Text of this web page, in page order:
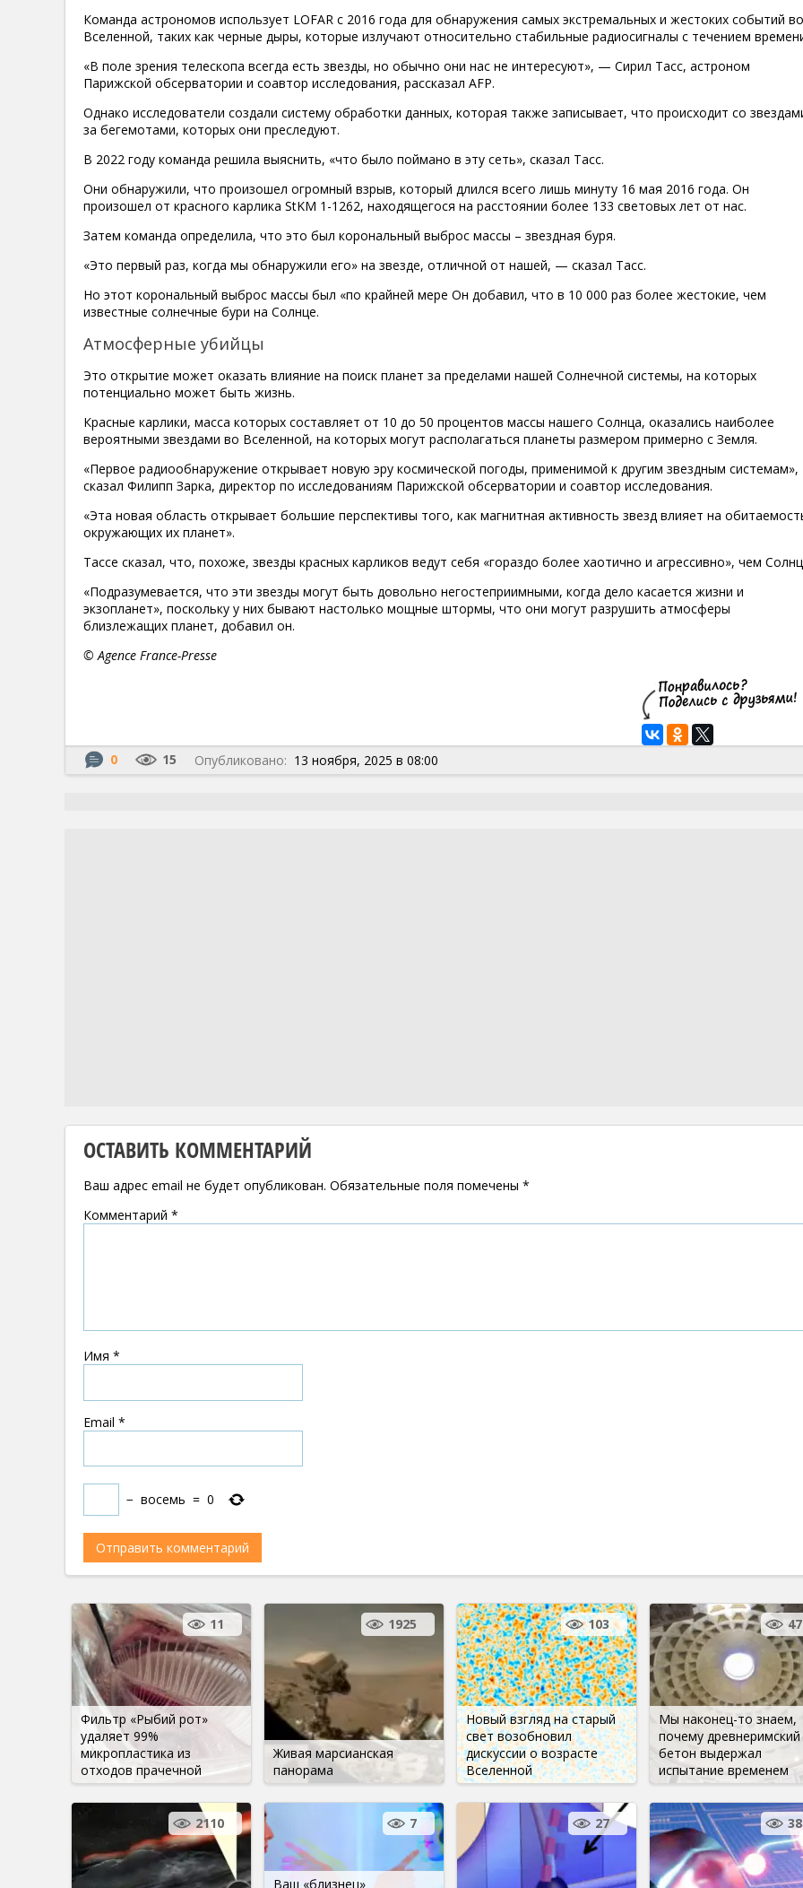
Команда астрономов использует LOFAR с 2016 года для обнаружения самых экстремальных и жестоких событий во
Вселенной, таких как черные дыры, которые излучают относительно стабильные радиосигналы с течением
«В поле зрения телескопа всегда есть звезды, но обычно они нас не интересуют», — Сирил Тасс, астроном
Парижской обсерватории и соавтор исследования, рассказал AFP.
Однако исследователи создали систему обработки данных, которая также записывает, что происходит со
за бегемотами, которых они преследуют.
В 2022 году команда решила выяснить, «что было поймано в эту сеть», сказал Тасс.
Они обнаружили, что произошел огромный взрыв, который длился всего лишь минуту 16 мая 2016 года. Он
произошел от красного карлика StKM 1-1262, находящегося на расстоянии более 133 световых лет от нас.
Затем команда определила, что это был корональный выброс массы – звездная буря.
«Это первый раз, когда мы обнаружили его» на звезде, отличной от нашей, — сказал Тасс.
Но этот корональный выброс массы был «по крайней мере Он добавил, что в 10 000 раз более жестокие, чем
известные солнечные бури на Солнце.
Атмосферные убийцы
Это открытие может оказать влияние на поиск планет за пределами нашей Солнечной системы, на которых
потенциально может быть жизнь.
Красные карлики, масса которых составляет от 10 до 50 процентов массы нашего Солнца, оказались наиболее
вероятными звездами во Вселенной, на которых могут располагаться планеты размером примерно с Земля.
«Первое радиообнаружение открывает новую эру космической погоды, применимой к другим звездным
сказал Филипп Зарка, директор по исследованиям Парижской обсерватории и соавтор исследования.
«Эта новая область открывает большие перспективы того, как магнитная активность звезд влияет на
окружающих их планет».
Тассе сказал, что, похоже, звезды красных карликов ведут себя «гораздо более хаотично и агрессивно», чем
«Подразумевается, что эти звезды могут быть довольно негостеприимными, когда дело касается жизни и
экзопланет», поскольку у них бывают настолько мощные штормы, что они могут разрушить атмосферы
близлежащих планет, добавил он.
© Agence France-Presse
0 15 Опубликовано: 13 ноября, 2025 в 08:00
ОСТАВИТЬ КОММЕНТАРИЙ
Ваш адрес email не будет опубликован. Обязательные поля помечены *
Комментарий *
Имя *
Email *
− восемь = 0
Фильтр «Рыбий рот»
удаляет 99%
микропластика из
отходов прачечной
11
Живая марсианская
панорама
1925
Новый взгляд на старый
свет возобновил
дискуссии о возрасте
Вселенной
103
Мы наконец-то знаем,
почему древнеримский
бетон выдержал
испытание временем
47
2110
Ваш «близнец»
7 27 38